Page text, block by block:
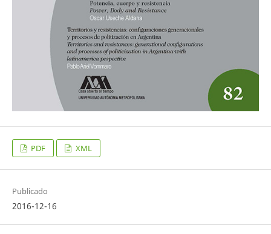
PDF XML
Publicado
2016-12-16